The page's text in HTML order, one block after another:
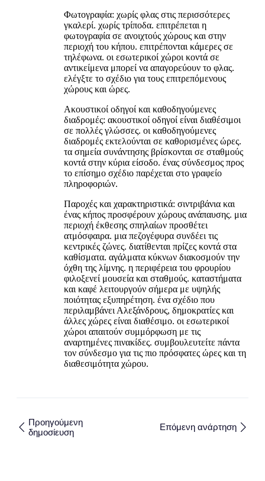
Φωτογραφία: χωρίς φλας στις περισσότερες
γκαλερί. χωρίς τρίποδα. επιτρέπεται η
φωτογραφία σε ανοιχτούς χώρους και στην
περιοχή του κήπου. επιτρέπονται κάμερες σε
τηλέφωνα. οι εσωτερικοί χώροι κοντά σε
αντικείμενα μπορεί να απαγορεύουν το φλας.
ελέγξτε το σχέδιο για τους επιτρεπόμενους
χώρους και ώρες.
Ακουστικοί οδηγοί και καθοδηγούμενες
διαδρομές: ακουστικοί οδηγοί είναι διαθέσιμοι
σε πολλές γλώσσες. οι καθοδηγούμενες
διαδρομές εκτελούνται σε καθορισμένες ώρες.
τα σημεία συνάντησης βρίσκονται σε σταθμούς
κοντά στην κύρια είσοδο. ένας σύνδεσμος προς
το επίσημο σχέδιο παρέχεται στο γραφείο
πληροφοριών.
Παροχές και χαρακτηριστικά: σιντριβάνια και
ένας κήπος προσφέρουν χώρους ανάπαυσης. μια
περιοχή έκθεσης σπηλαίων προσθέτει
ατμόσφαιρα. μια πεζογέφυρα συνδέει τις
κεντρικές ζώνες. διατίθενται πρίζες κοντά στα
καθίσματα. αγάλματα κύκνων διακοσμούν την
όχθη της λίμνης. η περιφέρεια του φρουρίου
φιλοξενεί μουσεία και σταθμούς. καταστήματα
και καφέ λειτουργούν σήμερα με υψηλής
ποιότητας εξυπηρέτηση. ένα σχέδιο που
περιλαμβάνει Αλεξάνδρους, δημοκρατίες και
άλλες χώρες είναι διαθέσιμο. οι εσωτερικοί
χώροι απαιτούν συμμόρφωση με τις
αναρτημένες πινακίδες. συμβουλευτείτε πάντα
τον σύνδεσμο για τις πιο πρόσφατες ώρες και τη
διαθεσιμότητα χώρου.
Προηγούμενη
δημοσίευση
Επόμενη ανάρτηση